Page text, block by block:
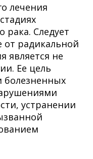
лечения
рака. Следует
от радикальной
является не
Ее цель
болезненных
устранении